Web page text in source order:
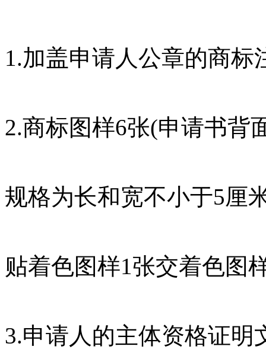
1.加盖申请人公章的商标
2.商标图样6张(申请书背
规格为长和宽不小于5厘
贴着色图样1张交着色图
3.申请人的主体资格证